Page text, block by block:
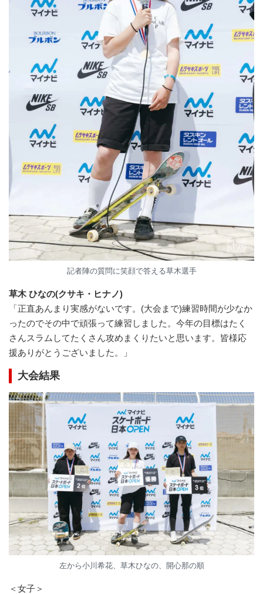
記者陣の質問に笑顔で答える草木選手
草木 ひなの(クサキ・ヒナノ)
「正直あんまり実感がないです。(大会まで)練習時間が少なか
ったのでその中で頑張って練習しました。今年の目標はたく
さんスラムしてたくさん攻めまくりたいと思います。皆様応
援ありがとうございました。」
大会結果
左から小川希花、草木ひなの、開心那の順
＜⼥⼦＞